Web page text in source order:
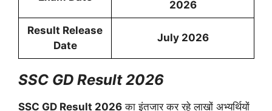
2026
Result Release
Date
July 2026
SSC GD Result 2026
SSC GD Result 2026 का इंतजार कर रहे लाखों अभ्यर्थियों